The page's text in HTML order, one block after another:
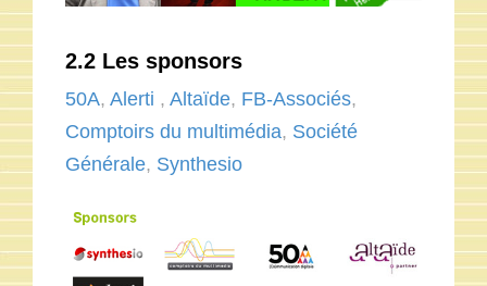
2.2 Les sponsors
50A, Alerti , Altaïde, FB-Associés,
Comptoirs du multimédia, Société
Générale, Synthesio